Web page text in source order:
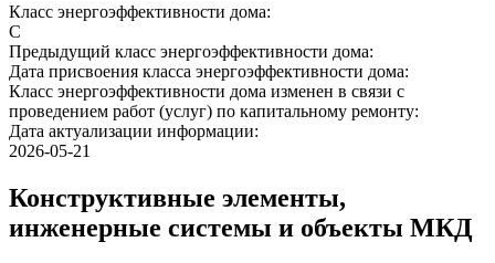
Класс энергоэффективности дома:
C
Предыдущий класс энергоэффективности дома:
Дата присвоения класса энергоэффективности дома:
Класс энергоэффективности дома изменен в связи с
проведением работ (услуг) по капитальному ремонту:
Дата актуализации информации:
2026-05-21
Конструктивные элементы,
инженерные системы и объекты МКД